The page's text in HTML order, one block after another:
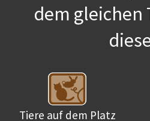
dem gleichen
Tiere auf dem Platz